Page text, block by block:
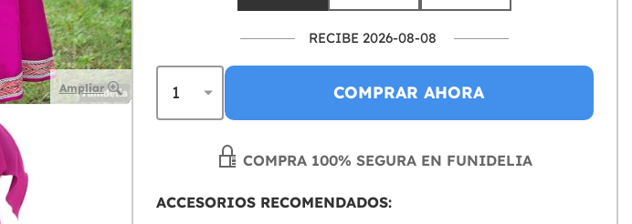
Ampliar
RECIBE 2026-08-08
COMPRAR AHORA
COMPRA 100% SEGURA EN FUNIDELIA
ACCESORIOS RECOMENDADOS: